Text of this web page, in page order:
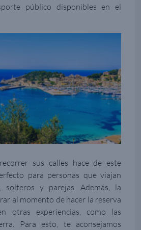
público disponibles en el
sus calles hace de este
para personas que viajan
solteros y parejas. Además, la
al momento de hacer la reserva
otras experiencias, como las
Para esto, te aconsejamos